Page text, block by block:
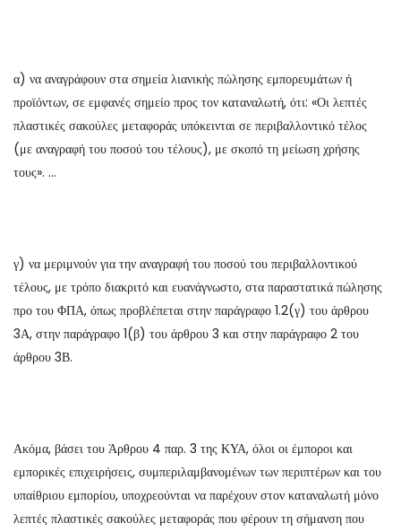
α) να αναγράφουν στα σημεία λιανικής πώλησης εμπορευμάτων ή
προϊόντων, σε εμφανές σημείο προς τον καταναλωτή, ότι: «Οι λεπτές
πλαστικές σακούλες μεταφοράς υπόκεινται σε περιβαλλοντικό τέλος
(με αναγραφή του ποσού του τέλους), με σκοπό τη μείωση χρήσης
τους». …
γ) να μεριμνούν για την αναγραφή του ποσού του περιβαλλοντικού
τέλους, με τρόπο διακριτό και ευανάγνωστο, στα παραστατικά πώλησης
προ του ΦΠΑ, όπως προβλέπεται στην παράγραφο 1.2(γ) του άρθρου
3Α, στην παράγραφο 1(β) του άρθρου 3 και στην παράγραφο 2 του
άρθρου 3Β.
Ακόμα, βάσει του Άρθρου 4 παρ. 3 της ΚΥΑ, όλοι οι έμποροι και
εμπορικές επιχειρήσεις, συμπεριλαμβανομένων των περιπτέρων και του
υπαίθριου εμπορίου, υποχρεούνται να παρέχουν στον καταναλωτή μόνο
λεπτές πλαστικές σακούλες μεταφοράς που φέρουν τη σήμανση που